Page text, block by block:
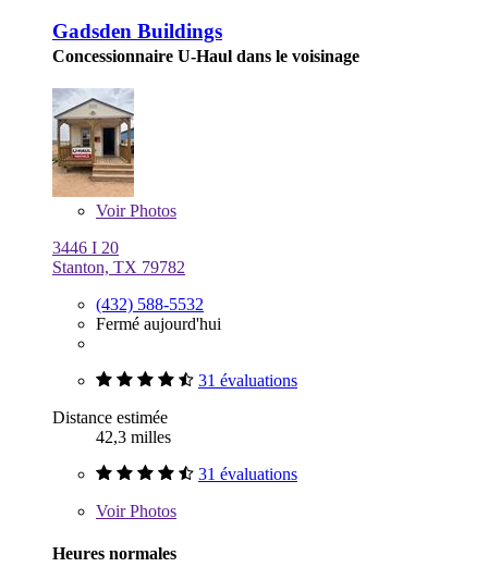
Gadsden Buildings
Concessionnaire U-Haul dans le voisinage
VoirPhotos
3446 I 20
Stanton, TX 79782
(432) 588-5532
Fermé aujourd'hui
31 évaluations
Distance estimée
42,3 milles
31 évaluations
VoirPhotos
Heures normales